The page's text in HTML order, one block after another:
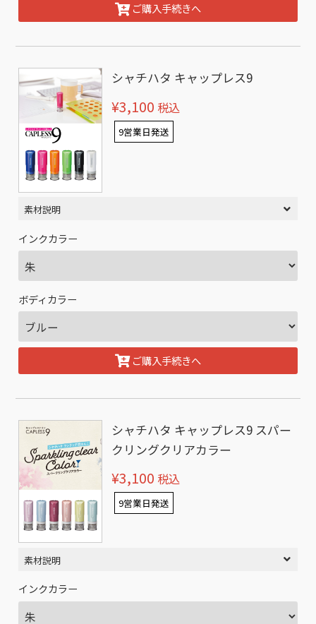
ご購入手続きへ
シャチハタ キャップレス9
¥3,100 税込
9営業日発送
素材説明
インクカラー
ボディカラー
ご購入手続きへ
シャチハタ キャップレス9 スパー
クリングクリアカラー
¥3,100 税込
9営業日発送
素材説明
インクカラー